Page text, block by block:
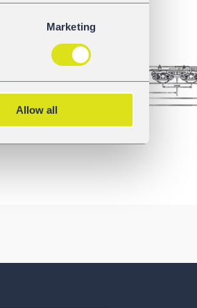
Marketing
Allow all